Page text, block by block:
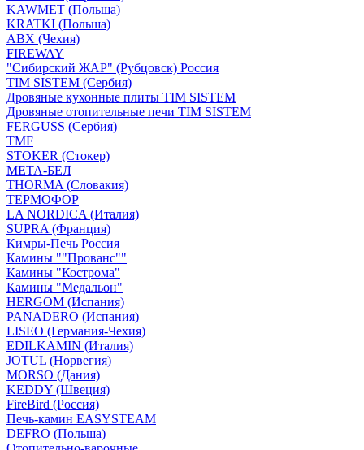
KAWMET (Польша)
KRATKI (Польша)
ABX (Чехия)
FIREWAY
"Сибирский ЖАР" (Рубцовск) Россия
TIM SISTEM (Сербия)
Дровяные кухонные плиты TIM SISTEM
Дровяные отопительные печи TIM SISTEM
FERGUSS (Сербия)
TMF
STOKER (Стокер)
МЕТА-БЕЛ
THORMA (Словакия)
ТЕРМОФОР
LA NORDICA (Италия)
SUPRA (Франция)
Кимры-Печь Россия
Камины ""Прованс""
Камины "Кострома"
Камины "Медальон"
HERGOM (Испания)
PANADERO (Испания)
LISEO (Германия-Чехия)
EDILKAMIN (Италия)
JOTUL (Норвегия)
MORSO (Дания)
KEDDY (Швеция)
FireBird (Россия)
Печь-камин EASYSTEAM
DEFRO (Польша)